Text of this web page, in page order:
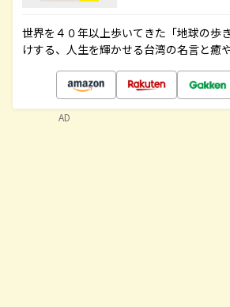
世界を４０年以上歩いてきた「地球の歩
けする、人生を輝かせる台湾の名言と癒
AD